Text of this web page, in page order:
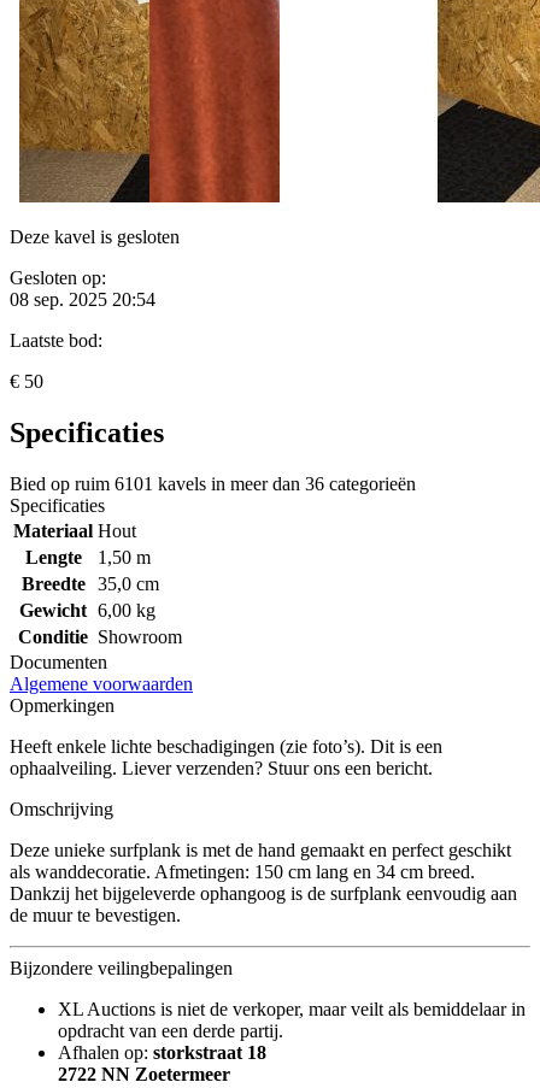
Deze kavel is gesloten
Gesloten op:
08 sep. 2025 20:54
Laatste bod:
€ 50
Specificaties
Bied op ruim 6101 kavels in meer dan 36 categorieën
Specificaties
Materiaal Hout
Lengte
1,50 m
Breedte
35,0 cm
Gewicht 6,00 kg
Conditie Showroom
Documenten
Algemene voorwaarden
Opmerkingen
Heeft enkele lichte beschadigingen (zie foto’s). Dit is een
ophaalveiling. Liever verzenden? Stuur ons een bericht.
Omschrijving
Deze unieke surfplank is met de hand gemaakt en perfect geschikt
als wanddecoratie. Afmetingen: 150 cm lang en 34 cm breed.
Dankzij het bijgeleverde ophangoog is de surfplank eenvoudig aan
de muur te bevestigen.
Bijzondere veilingbepalingen
XL Auctions is niet de verkoper, maar veilt als bemiddelaar in
opdracht van een derde partij.
Afhalen op: storkstraat 18
2722 NN Zoetermeer